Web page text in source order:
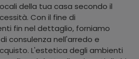
della tua casa secondo il
Con il fine di
fin nel dettaglio, forniamo
consulenza nell'arredo e
L'estetica degli ambienti